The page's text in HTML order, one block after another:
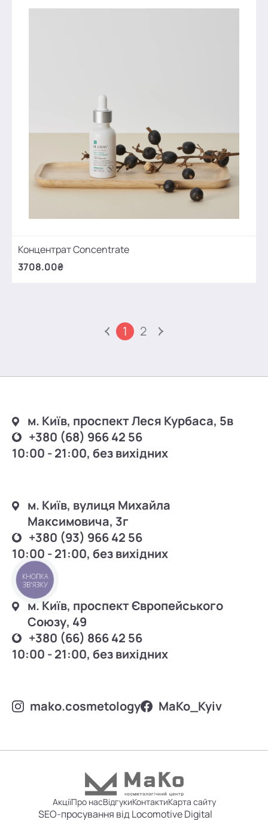
Концентрат Concentrate
3708.00₴
1 2
м. Київ, проспект Леся Курбаса, 5в
+380 (68) 966 42 56
10:00 - 21:00, без вихідних
м. Київ, вулиця Михайла
Максимовича, 3г
+380 (93) 966 42 56
10:00 - 21:00, без вихідних
м. Київ, проспект Європейського
Союзу, 49
+380 (66) 866 42 56
10:00 - 21:00, без вихідних
mako.cosmetology MаKo_Kyiv
АкціїПро насВідгукиКонтактиКарта сайту
SEO-просування від Locomotive Digital
КНОПКА
ЗВ'ЯЗКУ